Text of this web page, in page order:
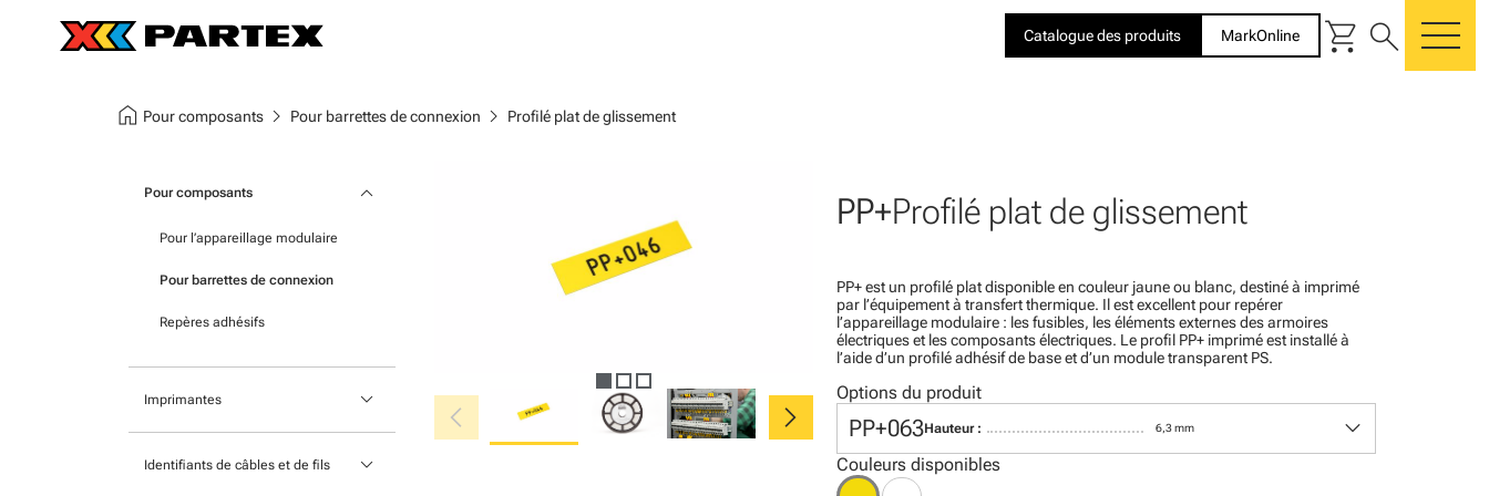
Catalogue des produits MarkOnline shopping_cart search
home Pour composants chevron_right Pour barrettes de connexion chevron_right Profilé plat de glissement
Pour composants keyboard_arrow_down
Pour l’appareillage modulaire
Pour barrettes de connexion
Repères adhésifs
Imprimantes keyboard_arrow_down
Identifiants de câbles et de fils keyboard_arrow_down
chevron_left chevron_right
PP+Profilé plat de glissement
PP+ est un profilé plat disponible en couleur jaune ou blanc, destiné à imprimé
par l’équipement à transfert thermique. Il est excellent pour repérer
l’appareillage modulaire : les fusibles, les éléments externes des armoires
électriques et les composants électriques. Le profil PP+ imprimé est installé à
l’aide d’un profilé adhésif de base et d’un module transparent PS.
Options du produit
PP+063Hauteur : 6,3 mm keyboard_arrow_down
Couleurs disponibles